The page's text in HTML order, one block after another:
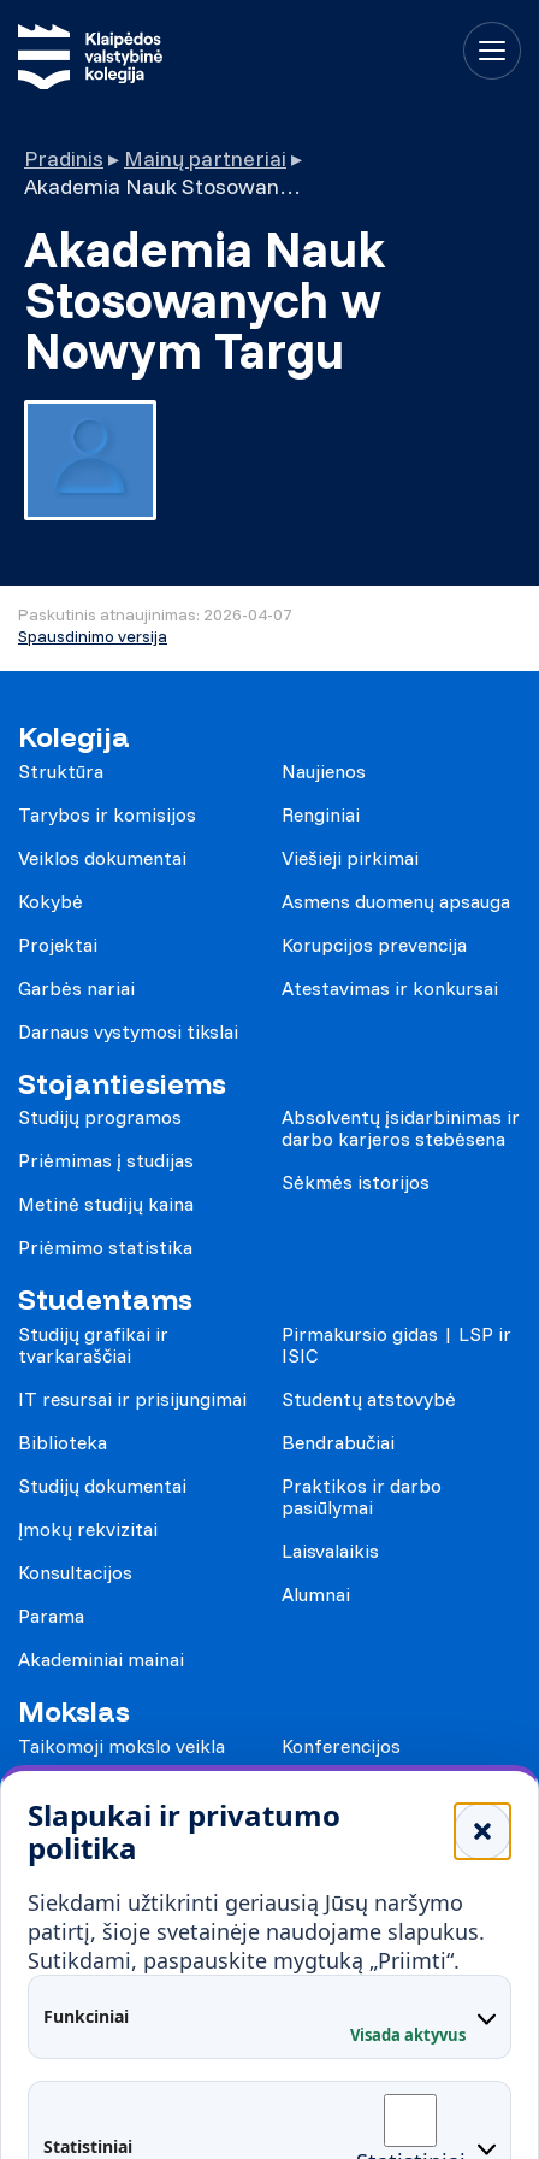
Slapukai ir privatumo
politika
Siekdami užtikrinti geriausią Jūsų naršymo
patirtį, šioje svetainėje naudojame slapukus.
Sutikdami, paspauskite mygtuką „Priimti“.
Funkciniai
Visada aktyvus
Statistiniai
Pradinis ▸ Mainų partneriai ▸
Akademia Nauk Stosowanych w Nowym Targu
Akademia Nauk
Stosowanych w
Nowym Targu
Paskutinis atnaujinimas: 2026-04-07
Spausdinimo versija
Kolegija
Struktūra
Tarybos ir komisijos
Veiklos dokumentai
Kokybė
Projektai
Garbės nariai
Darnaus vystymosi tikslai
Naujienos
Renginiai
Viešieji pirkimai
Asmens duomenų apsauga
Korupcijos prevencija
Atestavimas ir konkursai
Stojantiesiems
Studijų programos
Priėmimas į studijas
Metinė studijų kaina
Priėmimo statistika
Absolventų įsidarbinimas ir
darbo karjeros stebėsena
Sėkmės istorijos
Studentams
Studijų grafikai ir
tvarkaraščiai
IT resursai ir prisijungimai
Biblioteka
Studijų dokumentai
Įmokų rekvizitai
Konsultacijos
Parama
Akademiniai mainai
Pirmakursio gidas | LSP ir
ISIC
Studentų atstovybė
Bendrabučiai
Praktikos ir darbo
pasiūlymai
Laisvalaikis
Alumnai
Mokslas
Taikomoji mokslo veikla
Konferencijos
Mokykloms
Visuomenei ir verslui
Mokymai ir konsultavimas
Partnerystės
Karjera
Kontaktai
Administracija
Fakultetai
Studentų atstovybė